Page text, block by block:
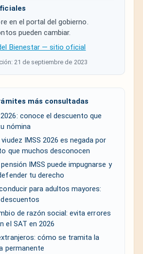
en el portal del gobierno.
pueden cambiar.
Bienestar — sitio oficial
21 de septiembre de 2023
más consultadas
2026: conoce el descuento que
nómina
IMSS 2026 es negada por
que muchos desconocen
IMSS puede impugnarse y
tu derecho
para adultos mayores:
de razón social: evita errores
el SAT en 2026
cómo se tramita la
permanente